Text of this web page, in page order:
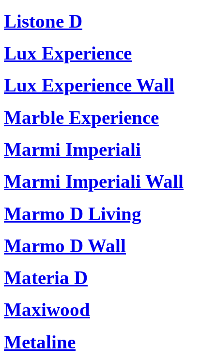
Listone D
Lux Experience
Lux Experience Wall
Marble Experience
Marmi Imperiali
Marmi Imperiali Wall
Marmo D Living
Marmo D Wall
Materia D
Maxiwood
Metaline